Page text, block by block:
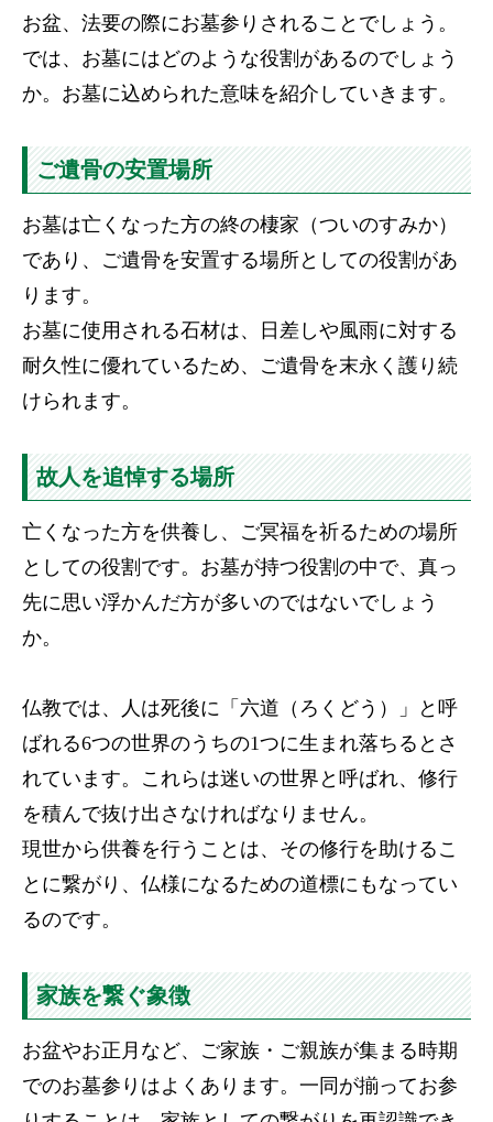
お盆、法要の際にお墓参りされることでしょう。
では、お墓にはどのような役割があるのでしょう
か。お墓に込められた意味を紹介していきます。
ご遺骨の安置場所
お墓は亡くなった方の終の棲家（ついのすみか）
であり、ご遺骨を安置する場所としての役割があ
ります。
お墓に使用される石材は、日差しや風雨に対する
耐久性に優れているため、ご遺骨を末永く護り続
けられます。
故人を追悼する場所
亡くなった方を供養し、ご冥福を祈るための場所
としての役割です。お墓が持つ役割の中で、真っ
先に思い浮かんだ方が多いのではないでしょう
か。
仏教では、人は死後に「六道（ろくどう）」と呼
ばれる6つの世界のうちの1つに生まれ落ちるとさ
れています。これらは迷いの世界と呼ばれ、修行
を積んで抜け出さなければなりません。
現世から供養を行うことは、その修行を助けるこ
とに繋がり、仏様になるための道標にもなってい
るのです。
家族を繋ぐ象徴
お盆やお正月など、ご家族・ご親族が集まる時期
でのお墓参りはよくあります。一同が揃ってお参